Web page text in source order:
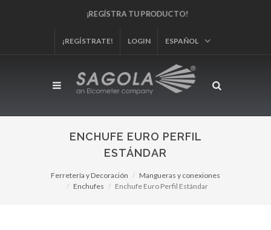
¡REGÍSTRA TU PRODUCTO!
¡REGÍSTRATE! LOGIN ESPAÑOL
ENCHUFE EURO PERFIL
ESTÁNDAR
Ferretería y Decoración
Mangueras y conexiones
Enchufes
Enchufe Euro Perfil Estándar